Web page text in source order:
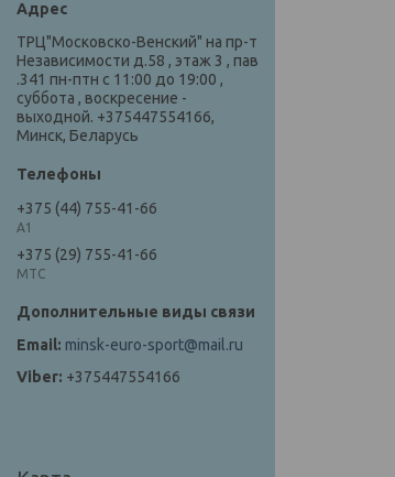
ТРЦ"Московско-Венский" на пр-т
Независимости д.58 , этаж 3 , пав
.341 пн-птн с 11:00 до 19:00 ,
суббота , воскресение -
выходной. +375447554166,
Минск, Беларусь
+375 (44) 755-41-66
А1
+375 (29) 755-41-66
МТС
minsk-euro-sport@mail.ru
+375447554166